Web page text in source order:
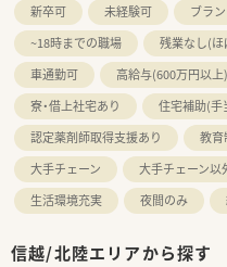
新卒可
未経験可 ブラ
~18時までの職場
残業なし(
車通勤可
高給与(600万円以上)
寮・借上社宅あり
住宅補助(手
認定薬剤師取得支援あり
教育
大手チェーン
大手チェーン以
生活環境充実
夜間のみ
信越/北陸エリアから探す